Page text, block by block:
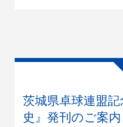
茨城県卓球連盟
史』発刊のご案内